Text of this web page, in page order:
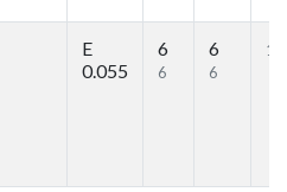
E
0.055
6
6
6
6
10